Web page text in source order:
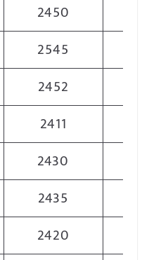
2450
2545
2452
2411
2430
2435
2420